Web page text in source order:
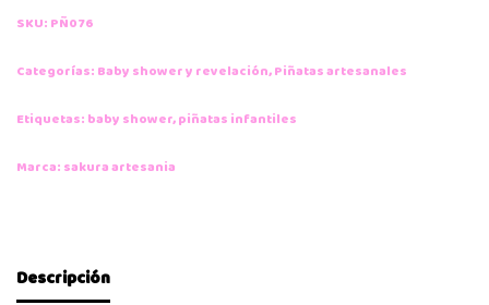
SKU: PÑ076
Categorías: Baby shower y revelación,Piñatas artesanales
Etiquetas: baby shower,piñatas infantiles
Marca: sakura artesania
Descripción